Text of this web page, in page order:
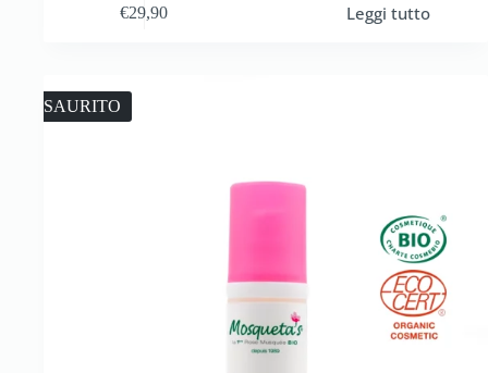
€29,90 Leggi tutto
ESAURITO